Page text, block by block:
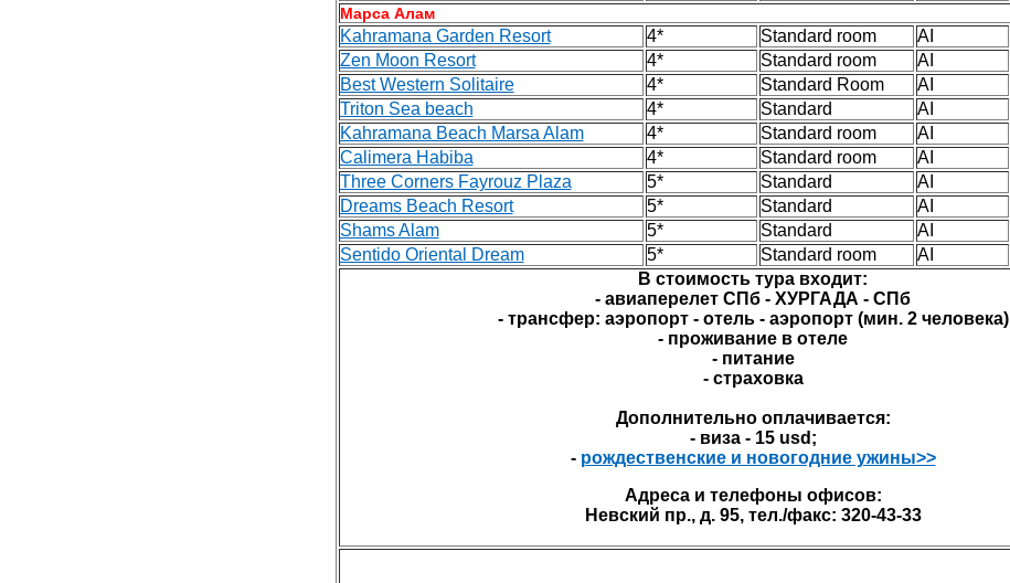
Марса Алам
Kahramana Garden Resort 4* Standard room AI
Zen Moon Resort
4* Standard room AI
Best Western Solitaire
4* Standard Room AI
Triton Sea beach
4* Standard AI
Kahramana Beach Marsa Alam
4* Standard room AI
Calimera Habiba
4* Standard room AI
Three Corners Fayrouz Plaza
5* Standard AI
Dreams Beach Resort
5* Standard AI
Shams Alam
5* Standard AI
Sentido Oriental Dream
5* Standard room AI
В стоимость тура входит:
- авиаперелет СПб - ХУРГАДА - СПб
- трансфер: аэропорт - отель - аэропорт (мин. 2 человека)
- проживание в отеле
- питание
- страховка
Дополнительно оплачивается:
- виза - 15 usd;
- рождественские и новогодние ужины>>
Адреса и телефоны офисов:
Невский пр., д. 95, тел./факс: 320-43-33